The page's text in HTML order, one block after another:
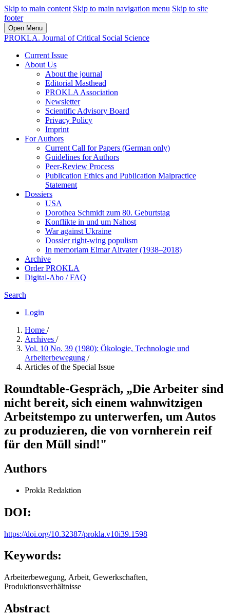
Skip to main content Skip to main navigation menu Skip to site
footer
Open Menu
PROKLA. Journal of Critical Social Science
Current Issue
About Us
About the journal
Editorial Masthead
PROKLA Association
Newsletter
Scientific Advisory Board
Privacy Policy
Imprint
For Authors
Current Call for Papers (German only)
Guidelines for Authors
Peer-Review Process
Publication Ethics and Publication Malpractice
Statement
Dossiers
USA
Dorothea Schmidt zum 80. Geburtstag
Konflikte in und um Nahost
War against Ukraine
Dossier right-wing populism
In me­mo­ri­am Elmar Altvater (1938–2018)
Archive
Order PROKLA
Digital-Abo / FAQ
Search
Login
Home /
Archives /
Vol. 10 No. 39 (1980): Ökologie, Technologie und
Arbeiterbewegung /
Articles of the Special Issue
Roundtable-Gespräch, „Die Arbeiter sind
nicht bereit, sich einem wahnwitzigen
Arbeitstempo zu unterwerfen, um Autos
zu produzieren, die von vornherein reif
für den Müll sind!"
Authors
Prokla Redaktion
DOI:
https://doi.org/10.32387/prokla.v10i39.1598
Keywords:
Arbeiterbewegung, Arbeit, Gewerkschaften,
Produktionsverhältnisse
Abstract